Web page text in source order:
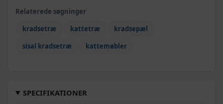
Relaterede søgninger
kradsetræ
kattetræ
kradsepæl
sisal kradsetræ
kattemøbler
SPECIFIKATIONER